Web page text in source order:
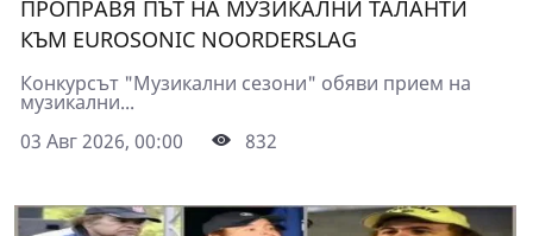
ПРОПРАВЯ ПЪТ НА МУЗИКАЛНИ ТАЛАНТИ
КЪМ EUROSONIC NOORDERSLAG
Конкурсът "Музикални сезони" обяви прием на
музикални...
03 Авг 2026, 00:00
832